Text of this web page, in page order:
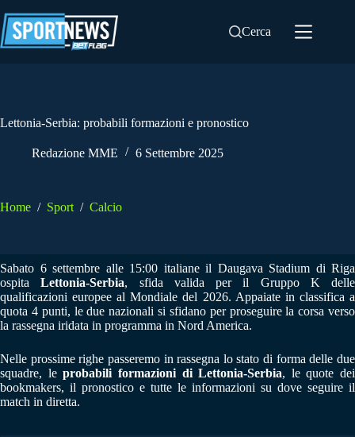
al
contenuto
Cerca
Lettonia-Serbia: probabili formazioni e pronostico
Redazione MME 6 Settembre 2025
Home / Sport / Calcio
Sabato 6 settembre alle 15:00 italiane il Daugava Stadium di Riga
ospitaLettonia-Serbia, sfida valida per il Gruppo K delle
qualificazioni europee al Mondiale del 2026. Appaiate in classifica a
quota 4 punti, le due nazionali si sfidano per proseguire la corsa verso
la rassegna iridata in programma in Nord America.
Nelle prossime righe passeremo in rassegna lo stato di forma delle due
squadre, leprobabili formazioni di Lettonia-Serbia, le quote dei
bookmakers, il pronostico e tutte le informazioni su dove seguire il
match in diretta.